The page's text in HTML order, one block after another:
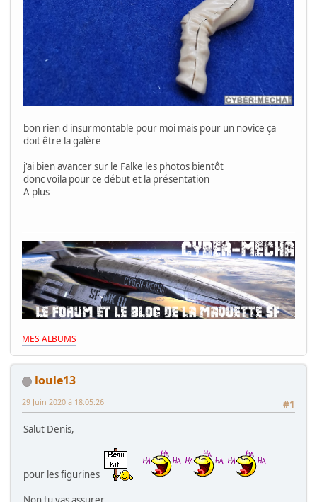
bon rien d'insurmontable pour moi mais pour un novice ça
doit être la galère
j'ai bien avancer sur le Falke les photos bientôt
donc voila pour ce début et la présentation
A plus
MES ALBUMS
loule13
#1
29 Juin 2020 à 18:05:26
Salut Denis,
pour les figurines